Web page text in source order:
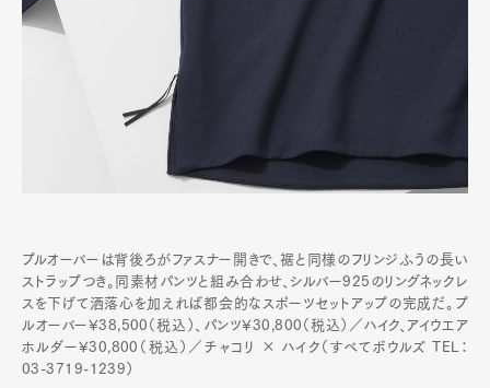
プルオーバーは背後ろがファスナー開きで、裾と同様のフリンジふうの長い
ストラップつき。同素材パンツと組み合わせ、シルバー925のリングネックレ
スを下げて洒落心を加えれば都会的なスポーツセットアップの完成だ。プ
ルオーバー¥38,500（税込）、パンツ¥30,800（税込）／ハイク、アイウエア
ホルダー¥30,800（税込）／チャコリ × ハイク（すべてボウルズ TEL：
03-3719-1239）